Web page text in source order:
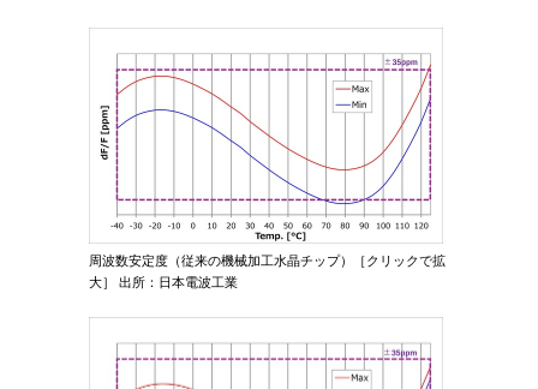
周波数安定度（従来の機械加工水晶チップ）［クリックで拡
大］ 出所：日本電波工業